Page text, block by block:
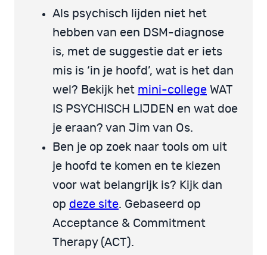
Als psychisch lijden niet het
hebben van een DSM-diagnose
is, met de suggestie dat er iets
mis is ‘in je hoofd’, wat is het dan
wel? Bekijk het mini-college WAT
IS PSYCHISCH LIJDEN en wat doe
je eraan? van Jim van Os.
Ben je op zoek naar tools om uit
je hoofd te komen en te kiezen
voor wat belangrijk is? Kijk dan
op deze site. Gebaseerd op
Acceptance & Commitment
Therapy (ACT).